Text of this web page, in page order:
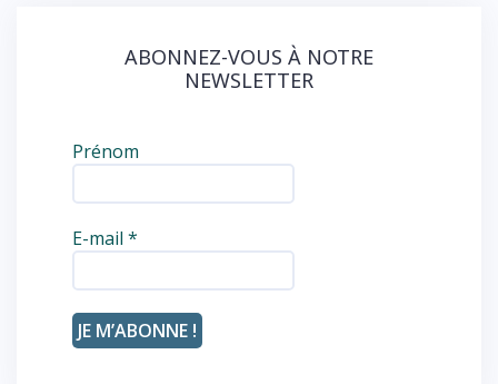
ABONNEZ-VOUS À NOTRE
NEWSLETTER
Prénom
E-mail *